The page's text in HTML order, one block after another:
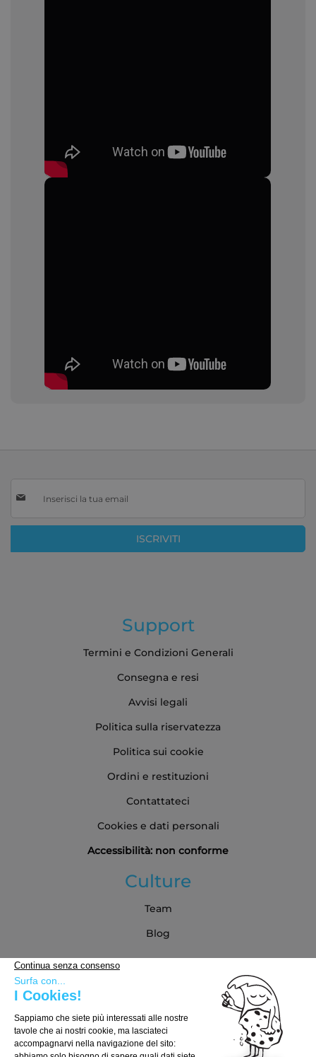
alla
Newsletter:
ISCRIVITI
Support
Termini e Condizioni Generali
Consegna e resi
Avvisi legali
Politica sulla riservatezza
Politica sui cookie
Ordini e restituzioni
Contattateci
Cookies e dati personali
Accessibilità: non conforme
Culture
Team
Blog
Guida all'acquisto